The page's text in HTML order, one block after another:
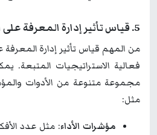
5. قياس تأثير إدارة المعرفة على الإبداع الإداري
من المهم قياس تأثير إدارة المعرفة
فعالية الاستراتيجيات
مجموعة متنوعة من الأدوات
مثل:
مؤشرات الأداء: مثل عدد